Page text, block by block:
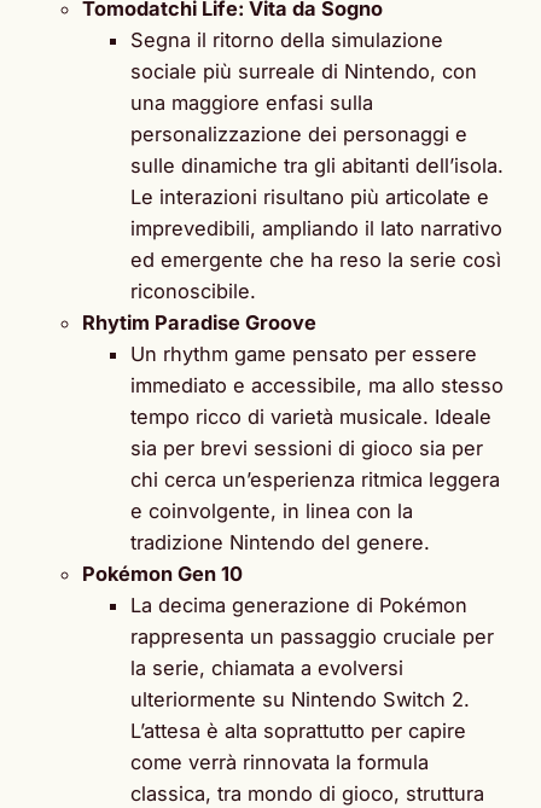
Tomodatchi Life: Vita da Sogno
Segna il ritorno della simulazione
sociale più surreale di Nintendo, con
una maggiore enfasi sulla
personalizzazione dei personaggi e
sulle dinamiche tra gli abitanti dell’isola.
Le interazioni risultano più articolate e
imprevedibili, ampliando il lato narrativo
ed emergente che ha reso la serie così
riconoscibile.
Rhytim Paradise Groove
Un rhythm game pensato per essere
immediato e accessibile, ma allo stesso
tempo ricco di varietà musicale. Ideale
sia per brevi sessioni di gioco sia per
chi cerca un’esperienza ritmica leggera
e coinvolgente, in linea con la
tradizione Nintendo del genere.
Pokémon Gen 10
La decima generazione di Pokémon
rappresenta un passaggio cruciale per
la serie, chiamata a evolversi
ulteriormente su Nintendo Switch 2.
L’attesa è alta soprattutto per capire
come verrà rinnovata la formula
classica, tra mondo di gioco, struttura